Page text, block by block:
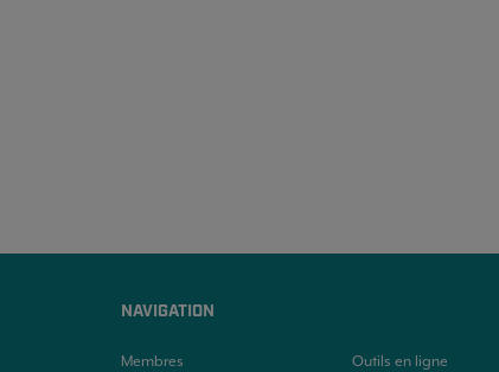
NAVIGATION
Membres Outils en ligne